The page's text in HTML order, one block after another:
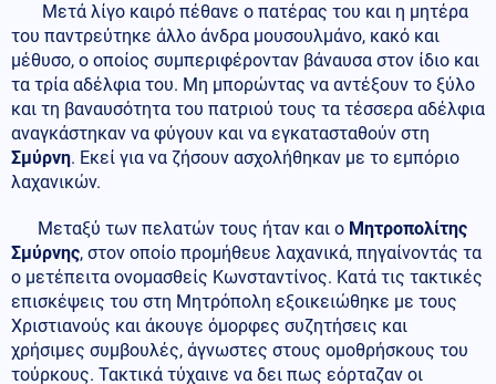
Μετά λίγο καιρό πέθανε ο πατέρας του και η μητέρα
του παντρεύτηκε άλλο άνδρα μουσουλμάνο, κακό και
μέθυσο, ο οποίος συμπεριφέρονταν βάναυσα στον ίδιο και
τα τρία αδέλφια του. Μη μπορώντας να αντέξουν το ξύλο
και τη βαναυσότητα του πατριού τους τα τέσσερα αδέλφια
αναγκάστηκαν να φύγουν και να εγκατασταθούν στη
Σμύρνη. Εκεί για να ζήσουν ασχολήθηκαν με το εμπόριο
λαχανικών.
Μεταξύ των πελατών τους ήταν και ο Μητροπολίτης
Σμύρνης, στον οποίο προμήθευε λαχανικά, πηγαίνοντάς τα
ο μετέπειτα ονομασθείς Κωνσταντίνος. Κατά τις τακτικές
επισκέψεις του στη Μητρόπολη εξοικειώθηκε με τους
Χριστιανούς και άκουγε όμορφες συζητήσεις και
χρήσιμες συμβουλές, άγνωστες στους ομοθρήσκους του
τούρκους. Τακτικά τύχαινε να δει πως εόρταζαν οι